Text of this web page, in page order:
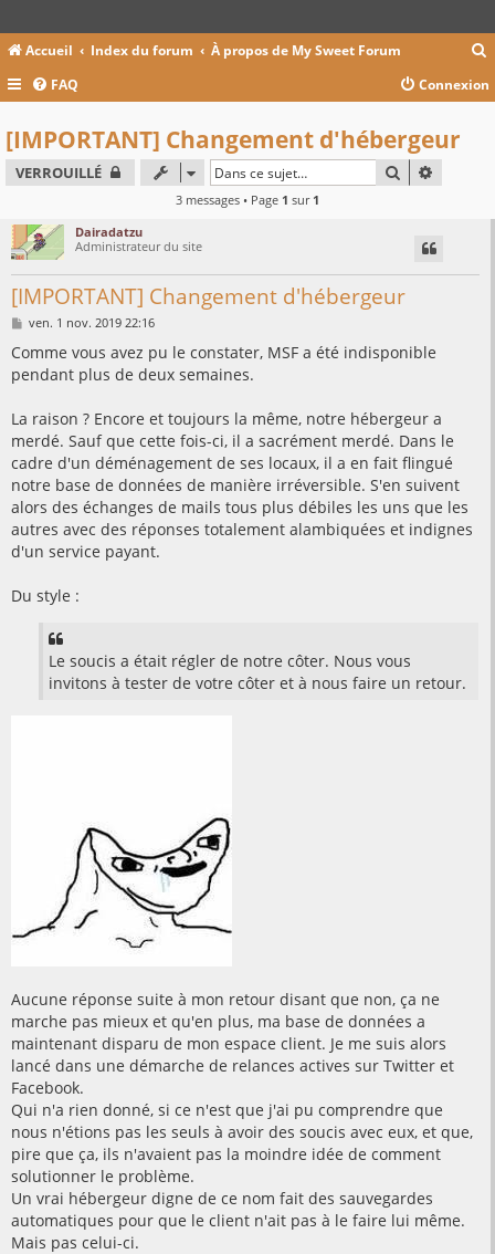
Accueil Index du forum À propos de My Sweet Forum
c
c
FAQ Connexion
[IMPORTANT] Changement d'hébergeur
VERROUILLÉ RECHERCHER
3 messages • Page 1 sur 1
Dairadatzu
Administrateur du site
[IMPORTANT] Changement d'hébergeur
M
s
a
ven. 1 nov. 2019 22:16
Comme vous avez pu le constater, MSF a été indisponible
pendant plus de deux semaines.
La raison ? Encore et toujours la même, notre hébergeur a
merdé. Sauf que cette fois-ci, il a sacrément merdé. Dans le
cadre d'un déménagement de ses locaux, il a en fait flingué
notre base de données de manière irréversible. S'en suivent
alors des échanges de mails tous plus débiles les uns que les
autres avec des réponses totalement alambiquées et indignes
d'un service payant.
Du style :
Le soucis a était régler de notre côter. Nous vous
invitons à tester de votre côter et à nous faire un retour.
Aucune réponse suite à mon retour disant que non, ça ne
marche pas mieux et qu'en plus, ma base de données a
maintenant disparu de mon espace client. Je me suis alors
lancé dans une démarche de relances actives sur Twitter et
Facebook.
Qui n'a rien donné, si ce n'est que j'ai pu comprendre que
nous n'étions pas les seuls à avoir des soucis avec eux, et que,
pire que ça, ils n'avaient pas la moindre idée de comment
solutionner le problème.
Un vrai hébergeur digne de ce nom fait des sauvegardes
automatiques pour que le client n'ait pas à le faire lui même.
Mais pas celui-ci.